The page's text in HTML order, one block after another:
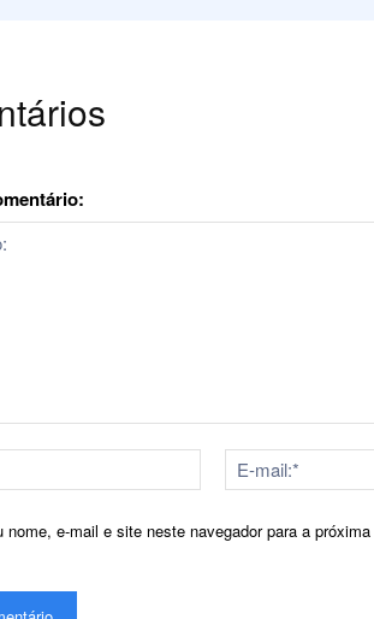
Nome:*
nome, e-mail e site neste navegador para a